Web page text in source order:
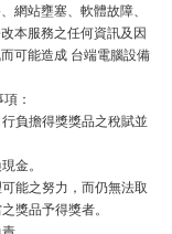
網站壅塞、軟體故障、
本服務之任何資訊及因
可能造成 台端電腦設備
：
負擔得獎獎品之稅賦並
金。
能之努力，而仍無法取
獎品予得獎者。